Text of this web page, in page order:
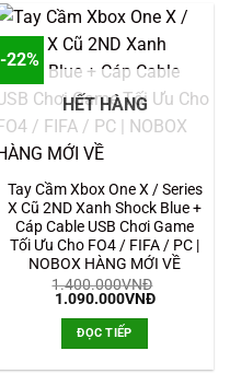
-22%
HẾT HÀNG
Tay Cầm Xbox One X / Series
X Cũ 2ND Xanh Shock Blue +
Cáp Cable USB Chơi Game
Tối Ưu Cho FO4 / FIFA / PC |
NOBOX HÀNG MỚI VỀ
1.400.000VNĐ
Giá
1.400.000VNĐ.
1.090.000VNĐGiá
ĐỌC TIẾP